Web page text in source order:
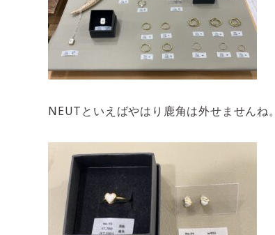
NEUTといえばやはり鹿角は外せませんね。